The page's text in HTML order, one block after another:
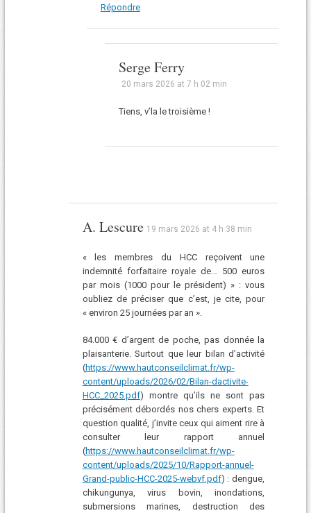
Répondre
Serge Ferry
20 mars 2026 at 7 h 02 min
Tiens, v’la le troisième !
A. Lescure 19 mars 2026 at 4 h 38 min
« les membres du HCC reçoivent une
indemnité forfaitaire royale de… 500 euros
par mois (1000 pour le président) » : vous
oubliez de préciser que c’est, je cite, pour
« environ 25 journées par an ».
84.000 € d’argent de poche, pas donnée la
plaisanterie. Surtout que leur bilan d’activité
(https://www.hautconseilclimat.fr/wp-
content/uploads/2026/02/Bilan-dactivite-
HCC_2025.pdf) montre qu’ils ne sont pas
précisément débordés nos chers experts. Et
question qualité, j’invite ceux qui aiment rire à
consulter leur rapport annuel
(https://www.hautconseilclimat.fr/wp-
content/uploads/2025/10/Rapport-annuel-
Grand-public-HCC-2025-webvf.pdf) : dengue,
chikungunya, virus bovin, inondations,
submersions marines, destruction des